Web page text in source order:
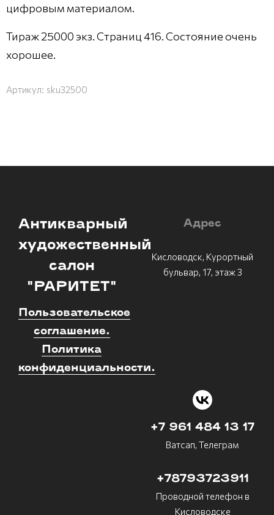
цифровым материалом.
Тираж 25000 экз. Страниц 416. Состояние очень
хорошее.
Артикул: sku32500
Антикварный
художественный
салон
"РАРИТЕТ"
Пользовательское
соглашение.
Политика
конфиденциальности.
Адрес
Кисловодск, Курортный
бульвар, 17, этаж 3
+7 961 484 13 17
Ватсап, Телеграм
+78793723911
Проводной телефон в
Кисловодске